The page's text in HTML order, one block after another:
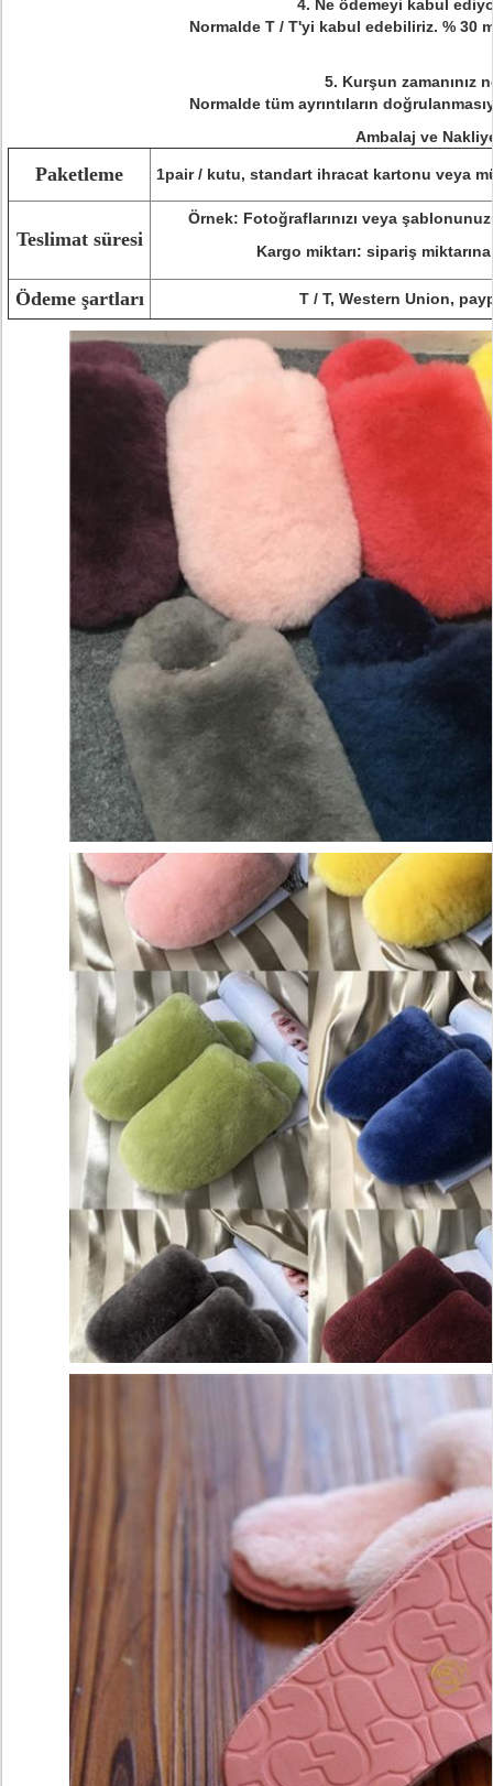
4. Ne ödemeyi kabul
Normalde T / T'yi kabul edebiliriz. % 30
5. Kurşun zamanınız
Normalde tüm ayrıntıların
Ambalaj ve
Paketleme 1pair / kutu, standart ihracat kartonu veya
Teslimat süresi
Örnek: Fotoğraflarınızı veya
Kargo miktarı: sipariş
Ödeme şartları T / T, Western Union,